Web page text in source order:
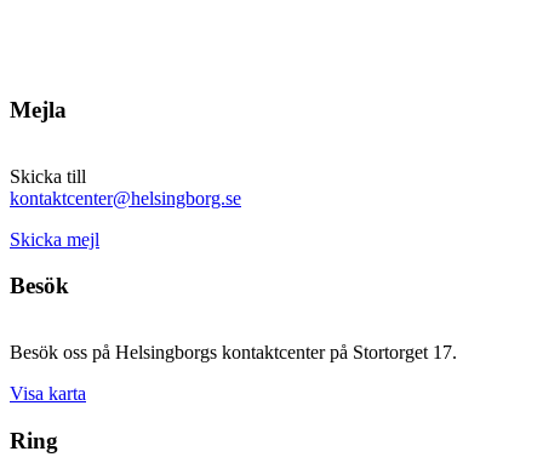
Mejla
Skicka till
kontaktcenter@helsingborg.se
Skicka mejl
Besök
Besök oss på Helsingborgs kontaktcenter på Stortorget 17.
Visa karta
Ring